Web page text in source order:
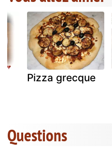
Pizza grecque
Questions